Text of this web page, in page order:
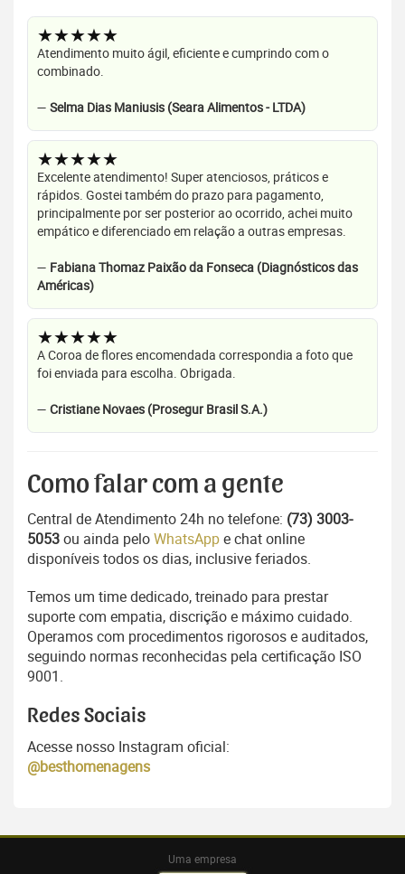
★★★★★
Atendimento muito ágil, eficiente e cumprindo com o
combinado.
— Selma Dias Maniusis (Seara Alimentos - LTDA)
★★★★★
Excelente atendimento! Super atenciosos, práticos e
rápidos. Gostei também do prazo para pagamento,
principalmente por ser posterior ao ocorrido, achei muito
empático e diferenciado em relação a outras empresas.
— Fabiana Thomaz Paixão da Fonseca (Diagnósticos das
Américas)
★★★★★
A Coroa de flores encomendada correspondia a foto que
foi enviada para escolha. Obrigada.
— Cristiane Novaes (Prosegur Brasil S.A.)
Como falar com a gente
Central de Atendimento 24h no telefone: (73) 3003-
5053ou ainda peloWhatsAppe chat online
disponíveis todos os dias, inclusive feriados.
Temos um time dedicado, treinado para prestar
suporte com empatia, discrição e máximo cuidado.
Operamos com procedimentos rigorosos e auditados,
seguindo normas reconhecidas pela certificação ISO
9001.
Redes Sociais
Acesse nosso Instagram oficial:
@besthomenagens
Uma empresa